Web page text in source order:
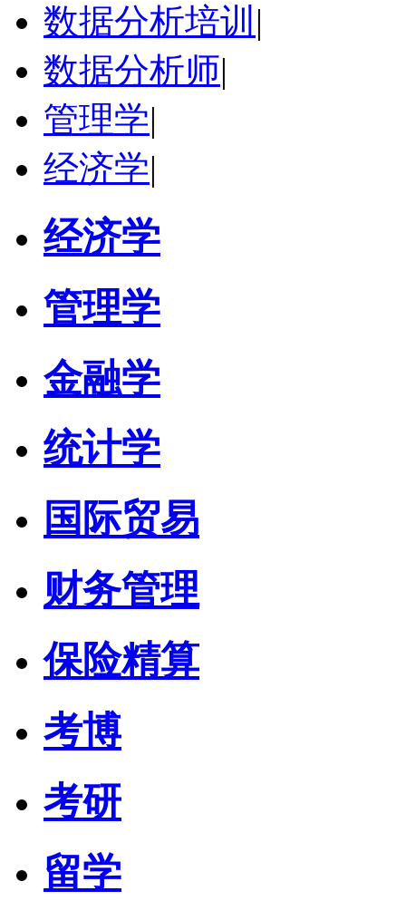
立即咨询
数据分析培训 |
数据分析师|
管理学|
经济学|
经济学
管理学
金融学
统计学
国际贸易
财务管理
保险精算
考博
考研
留学